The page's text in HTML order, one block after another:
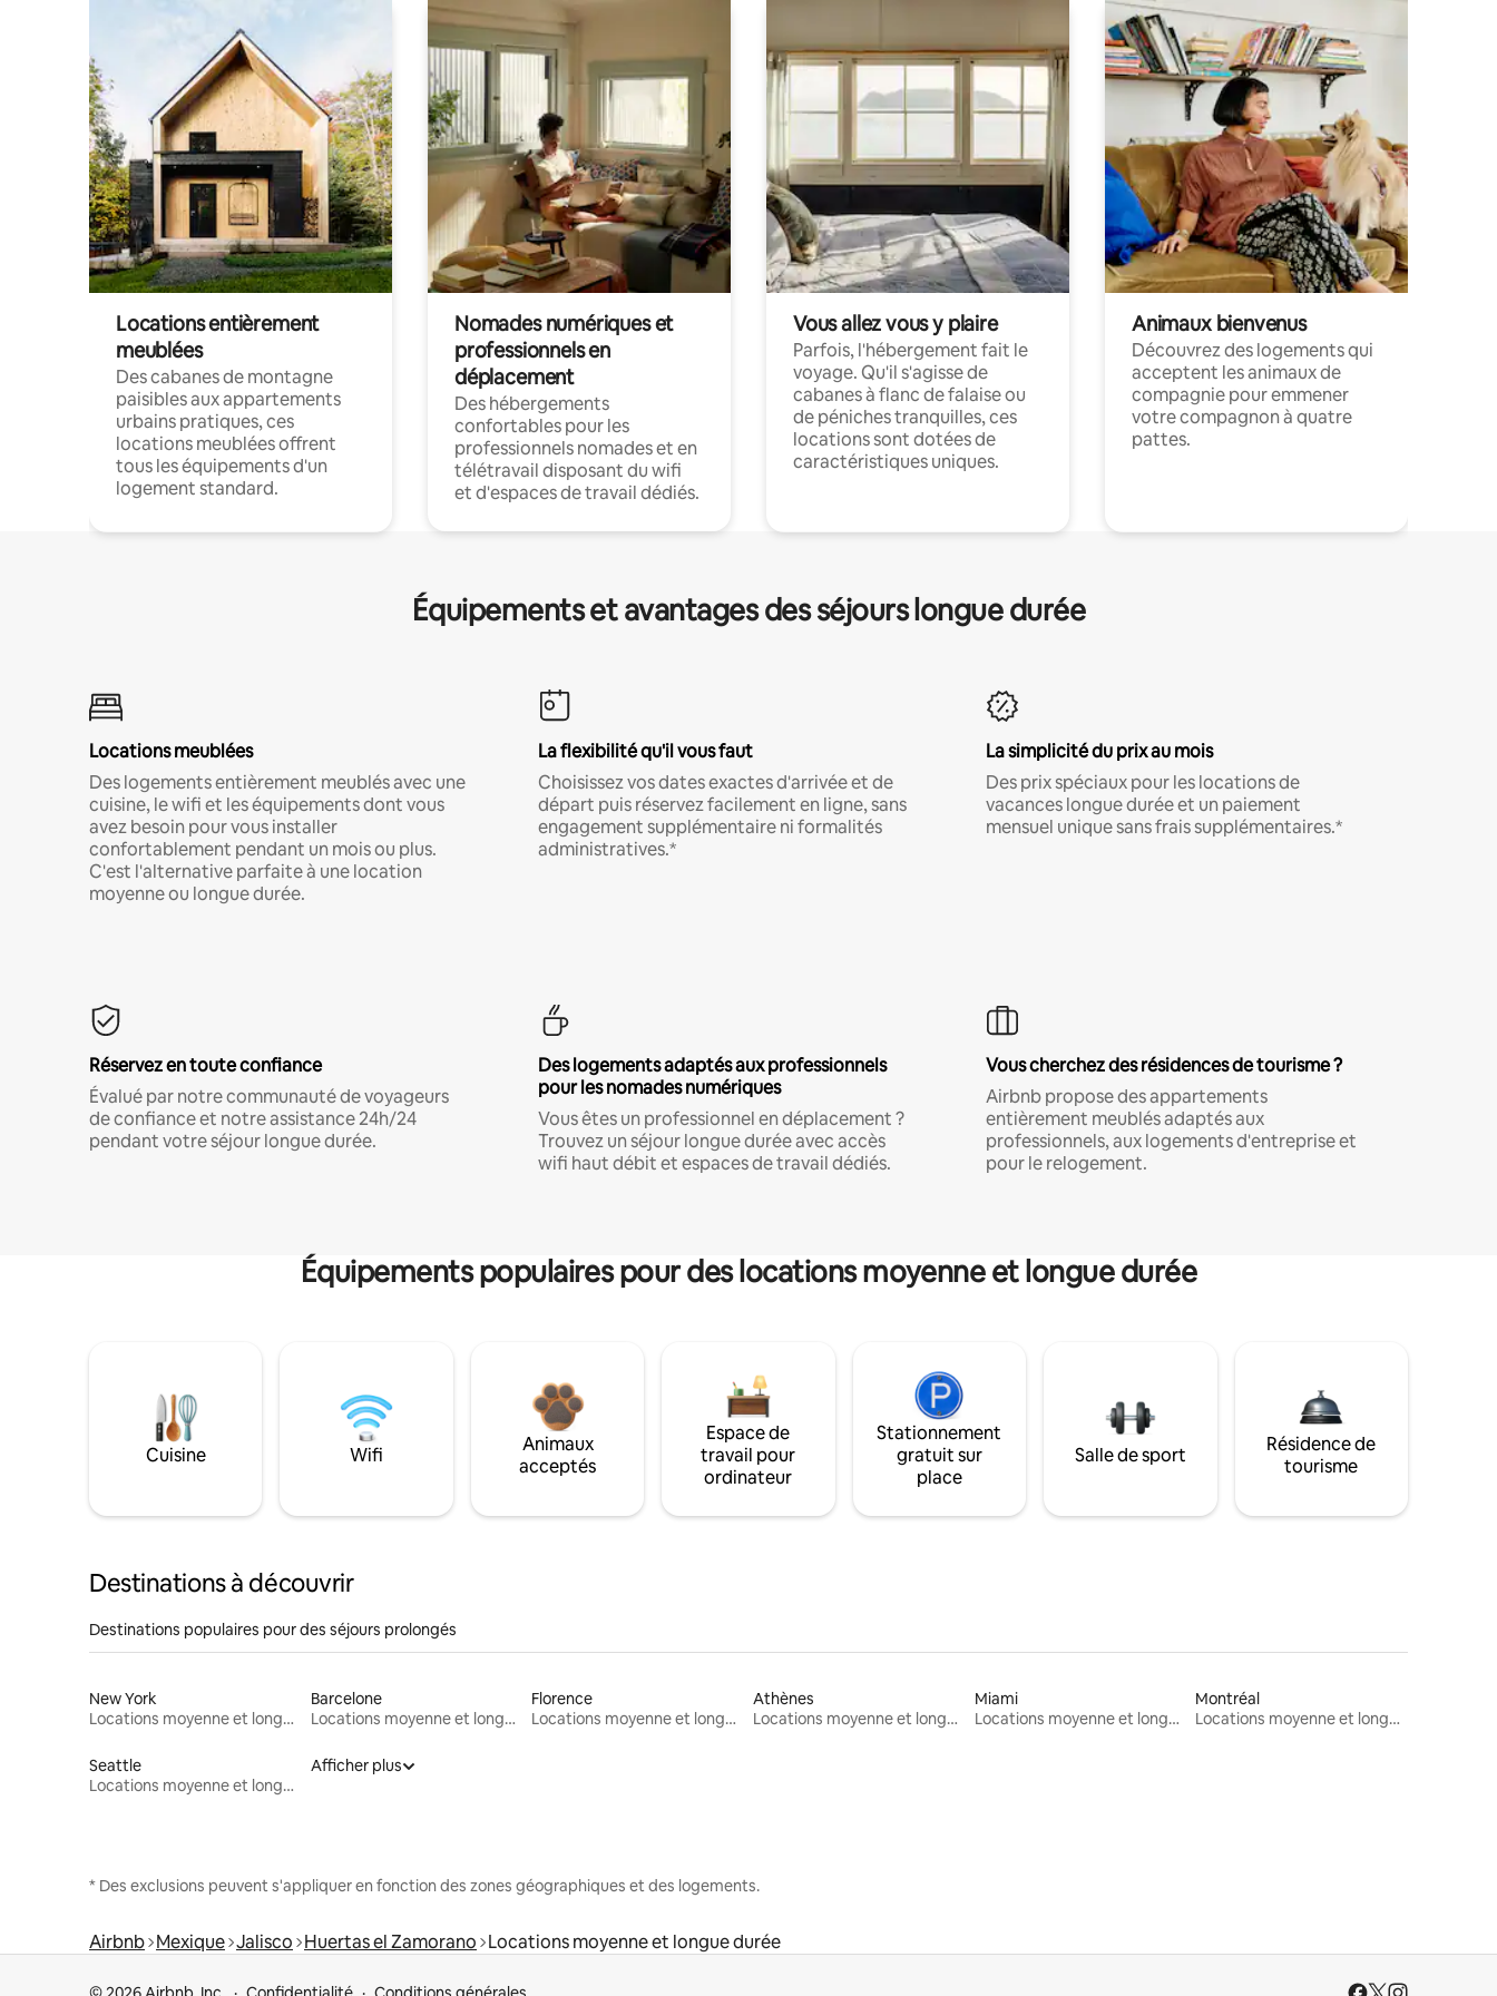
Locations entièrement
meublées
Des cabanes de montagne
paisibles aux appartements
urbains pratiques, ces
locations meublées offrent
tous les équipements d'un
logement standard.
Nomades numériques et
professionnels en
déplacement
Des hébergements
confortables pour les
professionnels nomades et en
télétravail disposant du wifi
et d'espaces de travail dédiés.
Vous allez vous y plaire
Parfois, l'hébergement fait le
voyage. Qu'il s'agisse de
cabanes à flanc de falaise ou
de péniches tranquilles, ces
locations sont dotées de
caractéristiques uniques.
Animaux bienvenus
Découvrez des logements qui
acceptent les animaux de
compagnie pour emmener
votre compagnon à quatre
pattes.
Équipements et avantages des séjours longue durée
Locations meublées
Des logements entièrement meublés avec une
cuisine, le wifi et les équipements dont vous
avez besoin pour vous installer
confortablement pendant un mois ou plus.
C'est l'alternative parfaite à une location
moyenne ou longue durée.
La flexibilité qu'il vous faut
Choisissez vos dates exactes d'arrivée et de
départ puis réservez facilement en ligne, sans
engagement supplémentaire ni formalités
administratives.*
La simplicité du prix au mois
Des prix spéciaux pour les locations de
vacances longue durée et un paiement
mensuel unique sans frais supplémentaires.*
Réservez en toute confiance
Évalué par notre communauté de voyageurs
de confiance et notre assistance 24h/24
pendant votre séjour longue durée.
Des logements adaptés aux professionnels
pour les nomades numériques
Vous êtes un professionnel en déplacement ?
Trouvez un séjour longue durée avec accès
wifi haut débit et espaces de travail dédiés.
Vous cherchez des résidences de tourisme ?
Airbnb propose des appartements
entièrement meublés adaptés aux
professionnels, aux logements d'entreprise et
pour le relogement.
Équipements populaires pour des locations moyenne et longue durée
Cuisine Wifi
Animaux
acceptés
Espace de
travail pour
ordinateur
Stationnement
gratuit sur
place
Salle de sport
Résidence de
tourisme
Destinations à découvrir
Destinations populaires pour des séjours prolongés
New York
Locations moyenne et longue durée
Barcelone
Locations moyenne et longue durée
Florence
Locations moyenne et longue durée
Athènes
Locations moyenne et longue durée
Miami
Locations moyenne et longue durée
Montréal
Locations moyenne et longue durée
Seattle
Locations moyenne et longue durée
Afficher plus
* Des exclusions peuvent s'appliquer en fonction des zones géographiques et des logements.
Airbnb Mexique Jalisco Huertas el Zamorano Locations moyenne et longue durée